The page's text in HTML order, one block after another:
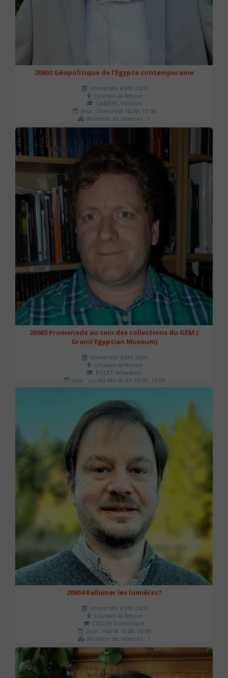
20602 Géopolitique de l'Egypte contemporaine
Université d'été 2026
Louvain-la-Neuve
GABRIEL Vincent
Jour : mercredi 10:30- 13:00
Nombre de séances : 1
21 €
20603 Promenade au sein des collections du GEM (
Grand Egyptian Museum)
Université d'été 2026
Louvain-la-Neuve
POLET Sébastien
Jour : Lu-Ma-Me-Je-Ve 10:00- 16:00
Nombre de séances : 2
20604 Rallumer les lumières?
Université d'été 2026
Louvain-la-Neuve
COLLIN Dominique
Jour : mardi 10:00- 16:00
Nombre de séances : 1
60 €